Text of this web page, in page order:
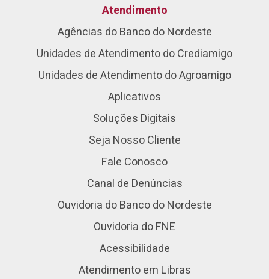
Atendimento
Agências do Banco do Nordeste
Unidades de Atendimento do Crediamigo
Unidades de Atendimento do Agroamigo
Aplicativos
Soluções Digitais
Seja Nosso Cliente
Fale Conosco
Canal de Denúncias
Ouvidoria do Banco do Nordeste
Ouvidoria do FNE
Acessibilidade
Atendimento em Libras